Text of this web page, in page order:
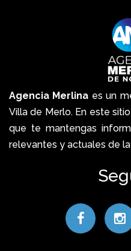
Agencia Merlina es un
Villa de Merlo. En este
que te mantengas
relevantes y actuales de la